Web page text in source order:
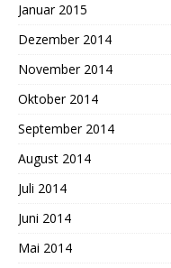
Januar 2015
Dezember 2014
November 2014
Oktober 2014
September 2014
August 2014
Juli 2014
Juni 2014
Mai 2014